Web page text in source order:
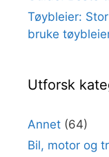
Tøybleier:
bruke
Utforsk
Annet (64)
Bil, motor og